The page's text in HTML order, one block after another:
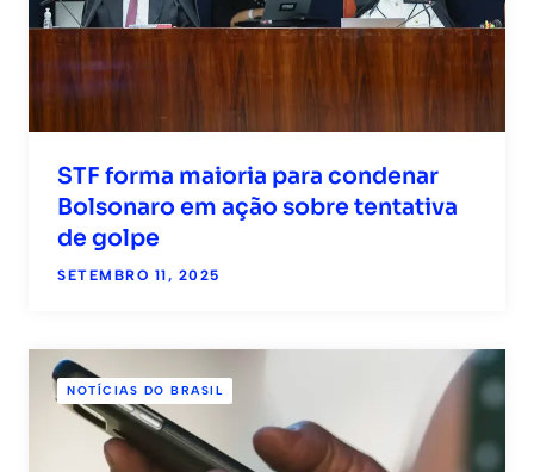
STF forma maioria para condenar
Bolsonaro em ação sobre tentativa
de golpe
SETEMBRO 11, 2025
NOTÍCIAS DO BRASIL